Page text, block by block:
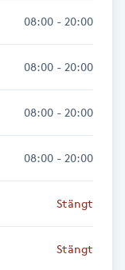
08:00 - 20:00
08:00 - 20:00
08:00 - 20:00
08:00 - 20:00
Stängt
Stängt